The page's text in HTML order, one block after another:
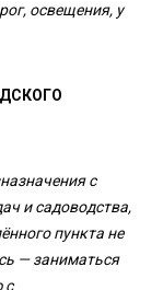
освещения, у
с
и садоводства,
пункта не
— заниматься
с